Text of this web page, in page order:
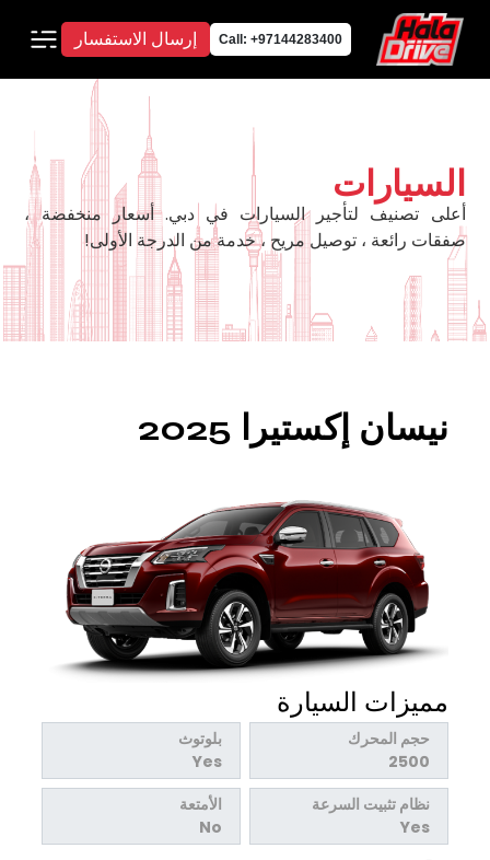
Call: +97144283400 إرسال الاستفسار
السيارات
أعلى تصنيف لتأجير السيارات في دبي. أسعار منخفضة ،
صفقات رائعة ، توصيل مريح ، خدمة من الدرجة الأولى!
نيسان إكستيرا 2025
مميزات السيارة
حجم المحرك
2500
بلوتوث
Yes
نظام تثبيت السرعة
Yes
الأمتعة
No